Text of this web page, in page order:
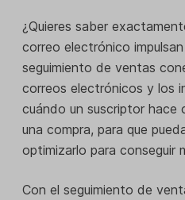
¿Quieres saber
correo electrónico
seguimiento de ventas
correos electrónicos y los
cuándo un suscriptor hace
una compra, para que
optimizarlo para conseguir
Con el seguimiento de